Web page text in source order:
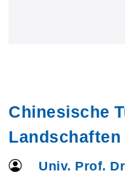
Chinesische
Landschaften
Univ. Prof.